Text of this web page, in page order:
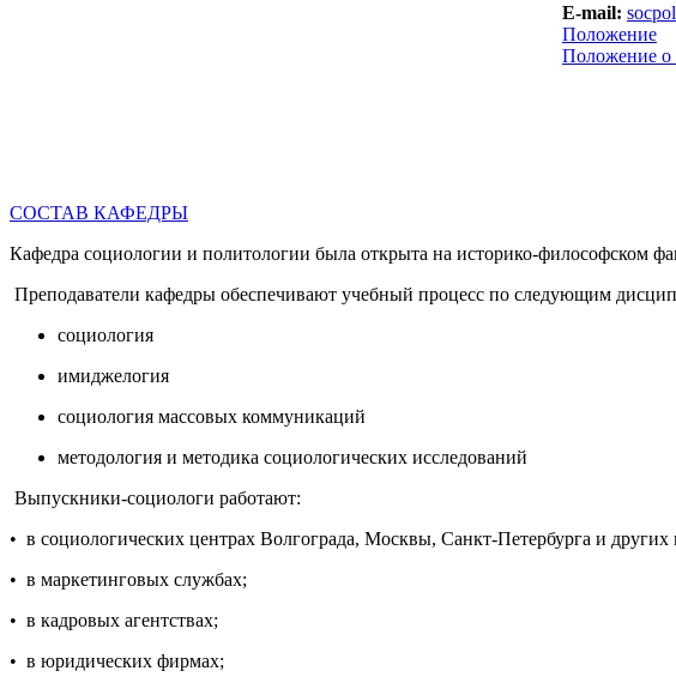
E-mail:
Положение
Положение о
СОСТАВ КАФЕДРЫ
Кафедра социологии и политологии была открыта на историко-философском
Преподаватели кафедры обеспечивают учебный процесс по следующим
социология
имиджелогия
социология массовых коммуникаций
методология и методика социологических исследований
Выпускники-социологи работают:
• в социологических центрах Волгограда, Москвы, Санкт-Петербурга и других
• в маркетинговых службах;
• в кадровых агентствах;
• в юридических фирмах;